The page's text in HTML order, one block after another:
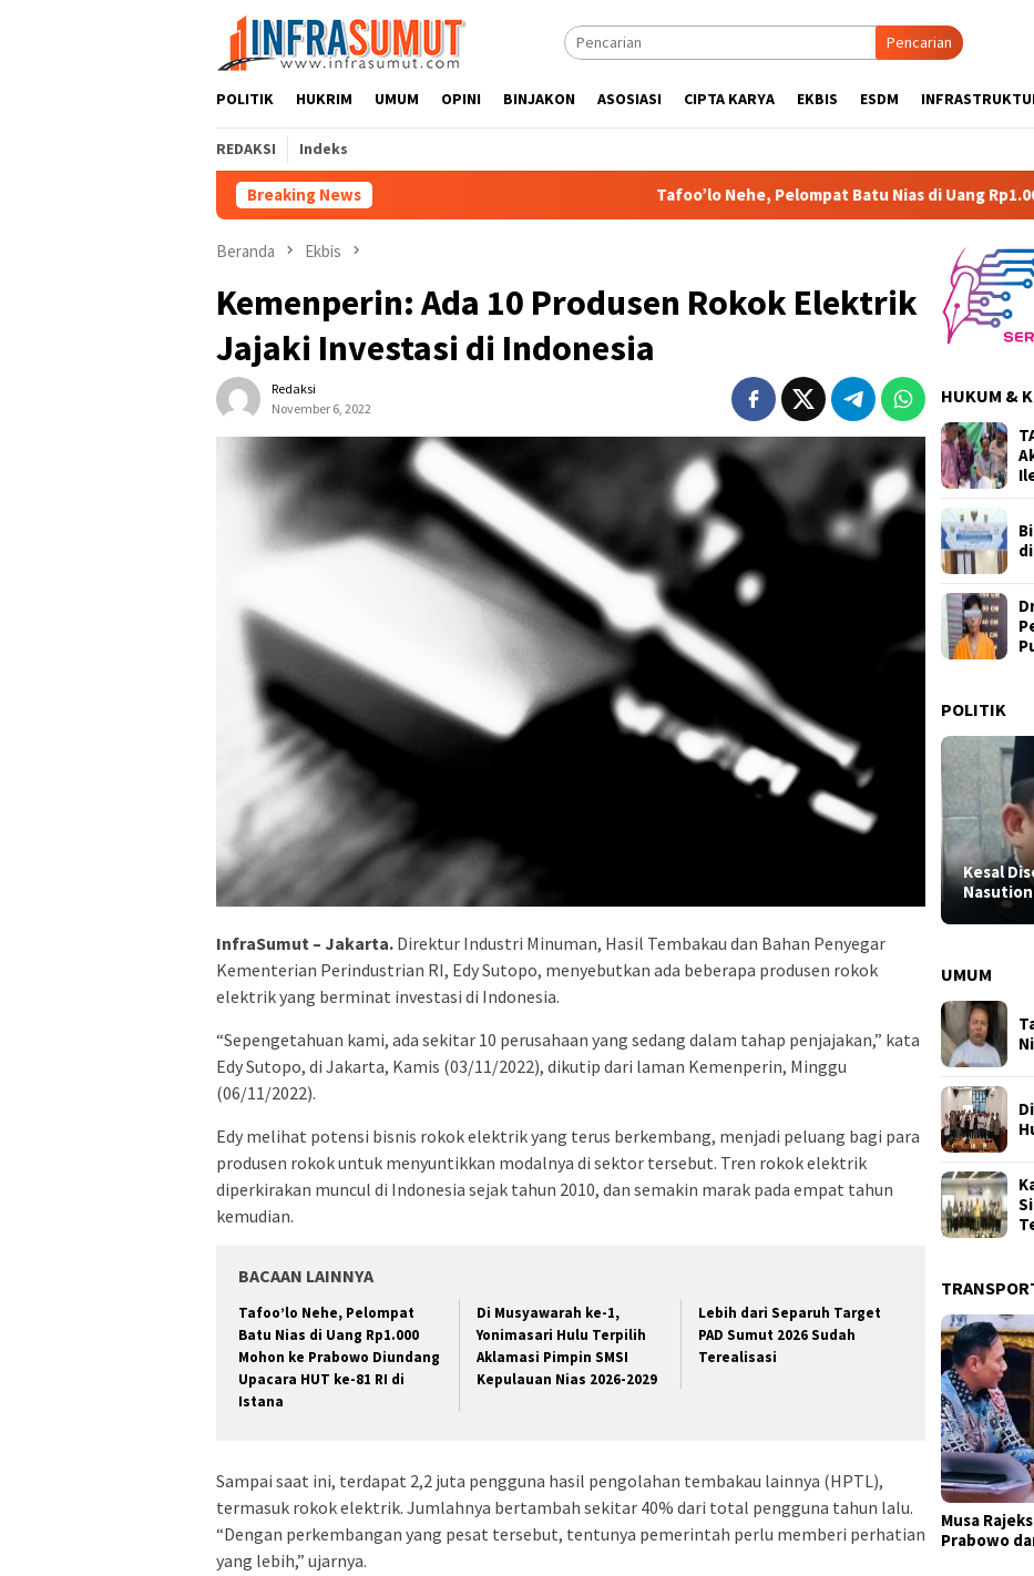
Pencarian
POLITIK HUKRIM UMUM OPINI BINJAKON ASOSIASI CIPTA KARYA EKBIS ESDM
REDAKSI Indeks
Breaking News Tafoo’lo Nehe, Pelompat Batu Nias di Uang Rp1.000 Mohon ke
Beranda Ekbis
Kemenperin: Ada 10 Produsen Rokok Elektrik
Jajaki Investasi di Indonesia
Redaksi
November 6, 2022
InfraSumut – Jakarta. Direktur Industri Minuman, Hasil Tembakau dan Bahan Penyegar
Kementerian Perindustrian RI, Edy Sutopo, menyebutkan ada beberapa produsen rokok
elektrik yang berminat investasi di Indonesia.
“Sepengetahuan kami, ada sekitar 10 perusahaan yang sedang dalam tahap penjajakan,” kata
Edy Sutopo, di Jakarta, Kamis (03/11/2022), dikutip dari laman Kemenperin, Minggu
(06/11/2022).
Edy melihat potensi bisnis rokok elektrik yang terus berkembang, menjadi peluang bagi para
produsen rokok untuk menyuntikkan modalnya di sektor tersebut. Tren rokok elektrik
diperkirakan muncul di Indonesia sejak tahun 2010, dan semakin marak pada empat tahun
kemudian.
BACAAN LAINNYA
Tafoo’lo Nehe, Pelompat
Batu Nias di Uang Rp1.000
Mohon ke Prabowo Diundang
Upacara HUT ke-81 RI di
Istana
Di Musyawarah ke-1,
Yonimasari Hulu Terpilih
Aklamasi Pimpin SMSI
Kepulauan Nias 2026-2029
Lebih dari Separuh Target
PAD Sumut 2026 Sudah
Terealisasi
Sampai saat ini, terdapat 2,2 juta pengguna hasil pengolahan tembakau lainnya (HPTL),
termasuk rokok elektrik. Jumlahnya bertambah sekitar 40% dari total pengguna tahun lalu.
“Dengan perkembangan yang pesat tersebut, tentunya pemerintah perlu memberi perhatian
yang lebih,” ujarnya.
HUKUM &
POLITIK
Kesal
UMUM
Musa
Prabowo